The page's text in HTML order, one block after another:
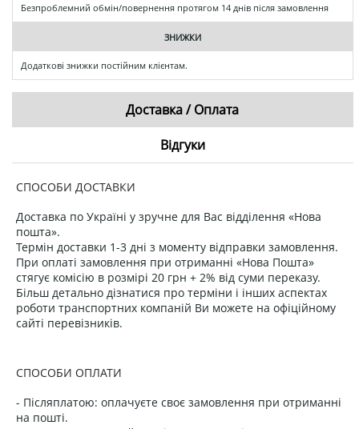
Безпроблемний обмін/повернення протягом 14 днів після замовлення
ЗНИЖКИ
Додаткові знижки постійним клієнтам.
Доставка / Оплата
Відгуки
СПОСОБИ ДОСТАВКИ
Доставка по Україні у зручне для Вас відділення «Нова
пошта».
Термін доставки 1-3 дні з моменту відправки замовлення.
При оплаті замовлення при отриманні «Нова Пошта»
стягує комісію в розмірі 20 грн + 2% від суми переказу.
Більш детально дізнатися про терміни і інших аспектах
роботи транспортних компаній Ви можете на офіційному
сайті перевізників.
СПОСОБИ ОПЛАТИ
- Післяплатою: оплачуєте своє замовлення при отриманні
на пошті.